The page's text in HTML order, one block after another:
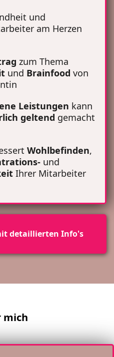
und
am Herzen
zum Thema
und Brainfood von
Leistungen kann
geltend gemacht
Wohlbefinden,
und
Ihrer Mitarbeiter
detaillierten Info's
mich